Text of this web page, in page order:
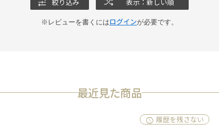
絞り込み 表示：新しい順
※レビューを書くにはログインが必要です。
最近見た商品
履歴を残さない